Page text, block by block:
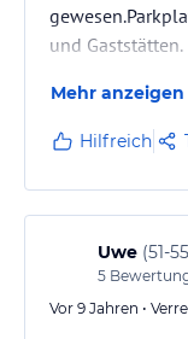
und Gaststätten.
Mehr anzeigen
Hilfreich
Uwe (51-55
5
Vor 9 Jahren •